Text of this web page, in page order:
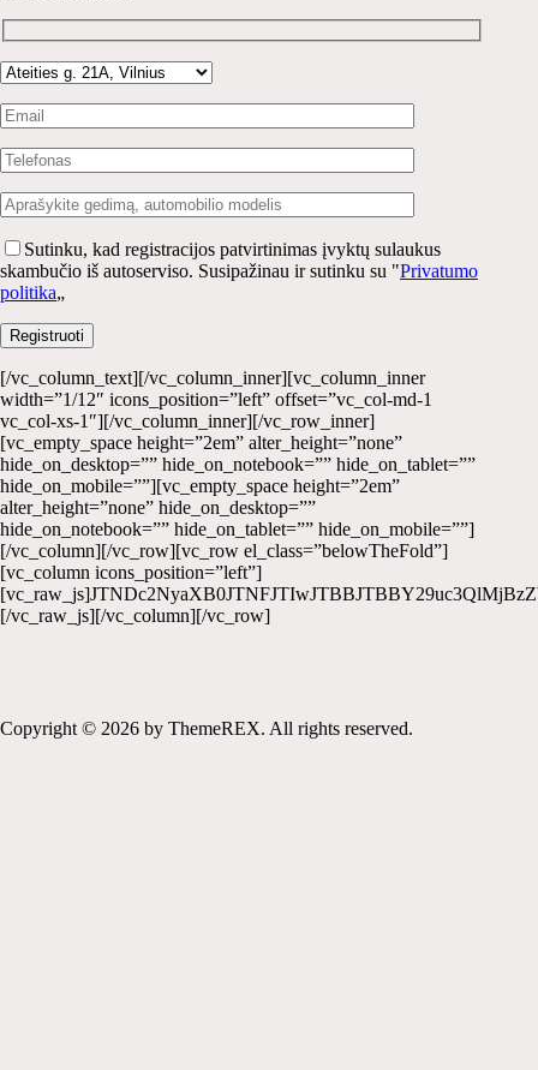
Sutinku, kad registracijos patvirtinimas įvyktų sulaukus
skambučio iš autoserviso. Susipažinau ir sutinku su "Privatumo
politika„
[/vc_column_text][/vc_column_inner][vc_column_inner
width=”1/12″ icons_position=”left” offset=”vc_col-md-1
vc_col-xs-1″][/vc_column_inner][/vc_row_inner]
[vc_empty_space height=”2em” alter_height=”none”
hide_on_desktop=”” hide_on_notebook=”” hide_on_tablet=””
hide_on_mobile=””][vc_empty_space height=”2em”
alter_height=”none” hide_on_desktop=””
hide_on_notebook=”” hide_on_tablet=”” hide_on_mobile=””]
[/vc_column][/vc_row][vc_row el_class=”belowTheFold”]
[vc_column icons_position=”left”]
[/vc_raw_js][/vc_column][/vc_row]
Copyright © 2026 by ThemeREX. All rights reserved.